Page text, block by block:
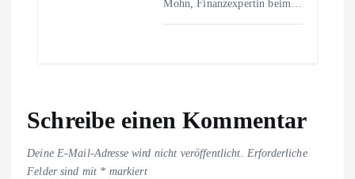
Mohn, Finanzexpertin beim…
Schreibe einen Kommentar
Deine E-Mail-Adresse wird nicht veröffentlicht. Erforderliche
Felder sind mit * markiert